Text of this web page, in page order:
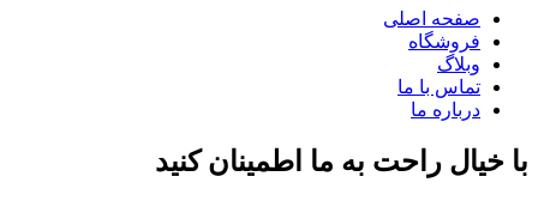
صفحه اصلی
فروشگاه
وبلاگ
تماس با ما
درباره ما
با خیال راحت به ما اطمینان کنید